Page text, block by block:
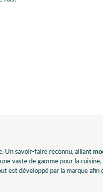
Un savoir-faire reconnu, alliant
vaste de gamme pour la
est développé par la marque afin